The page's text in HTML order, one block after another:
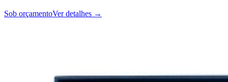
Sob orçamentoVer detalhes →